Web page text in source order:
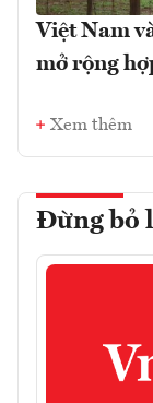
Việt Nam
mở rộng
Xem thêm
Đừng bỏ